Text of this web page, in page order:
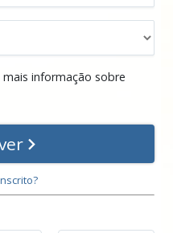
informação sobre